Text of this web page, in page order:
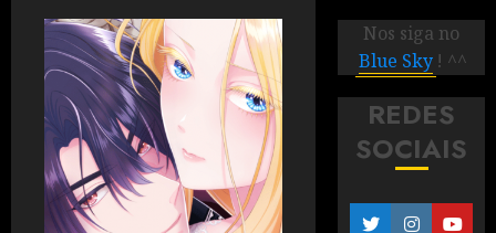
Nos siga no
Blue Sky ! ^^
REDES
SOCIAIS